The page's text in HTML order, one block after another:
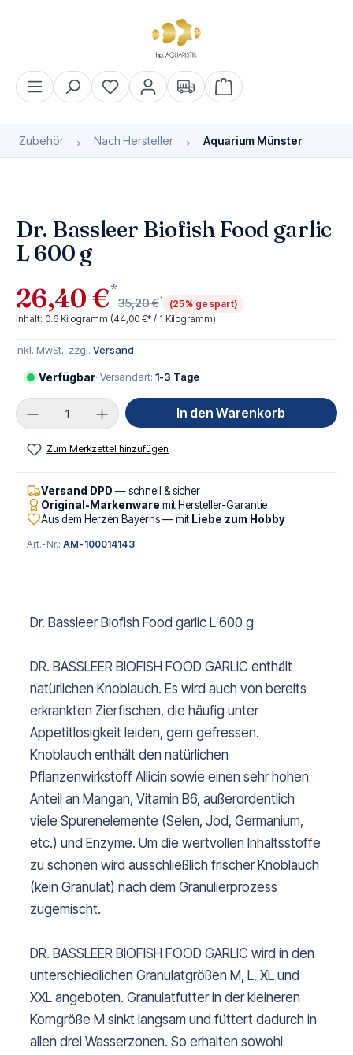
Warenkorb enthält 0
Zubehör Nach Hersteller Aquarium Münster
Dr. Bassleer Biofish Food garlic
L 600 g
26,40 €*
35,20 €*
(25% gespart)
Inhalt: 0.6 Kilogramm (44,00 €* / 1 Kilogramm)
inkl. MwSt., zzgl. Versand
Verfügbar· Versandart: 1-3 Tage
Produkt Anzahl: Gib den gewünschten Wert
In den Warenkorb
Zum Merkzettel hinzufügen
Versand DPD — schnell & sicher
Original-Markenware mit Hersteller-Garantie
Aus dem Herzen Bayerns — mit Liebe zum Hobby
Art.-Nr.:AM-100014143
Dr. Bassleer Biofish Food garlic L 600 g
DR. BASSLEER BIOFISH FOOD GARLIC enthält
natürlichen Knoblauch. Es wird auch von bereits
erkrankten Zierfischen, die häufig unter
Appetitlosigkeit leiden, gern gefressen.
Knoblauch enthält den natürlichen
Pflanzenwirkstoff Allicin sowie einen sehr hohen
Anteil an Mangan, Vitamin B6, außerordentlich
viele Spurenelemente (Selen, Jod, Germanium,
etc.) und Enzyme. Um die wertvollen Inhaltsstoffe
zu schonen wird ausschließlich frischer Knoblauch
(kein Granulat) nach dem Granulierprozess
zugemischt.
DR. BASSLEER BIOFISH FOOD GARLIC wird in den
unterschiedlichen Granulatgrößen M, L, XL und
XXL angeboten. Granulatfutter in der kleineren
Korngröße M sinkt langsam und füttert dadurch in
allen drei Wasserzonen. So erhalten sowohl